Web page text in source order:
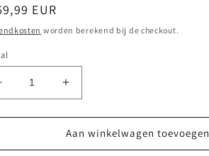
EUR
worden berekend bij de checkout.
Aantal
Aantal
verhogen
voor
Unisex
sieradendoos
Aan winkelwagen toevoegen